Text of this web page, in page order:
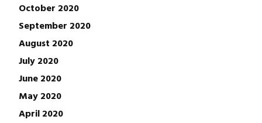
October 2020
September 2020
August 2020
July 2020
June 2020
May 2020
April 2020